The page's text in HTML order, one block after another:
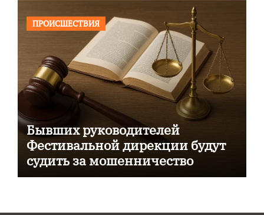
ПРОИСШЕСТВИЯ
Бывших руководителей
Фестивальной дирекции будут
судить за мошенничество